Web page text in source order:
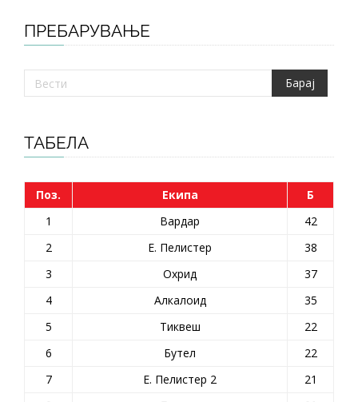
ПРЕБАРУВАЊЕ
ТАБЕЛА
Поз. Екипа
Б
1
Вардар
42
2
Е. Пелистер
38
3
Охрид
37
4
Алкалоид
35
5
Тиквеш
22
6
Бутел
22
7
Е. Пелистер 2
21